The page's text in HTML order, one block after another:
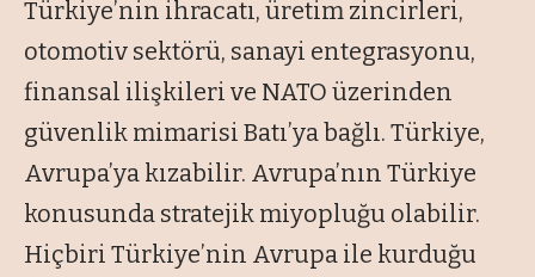
Türkiye’nin ihracatı, üretim zincirleri,
otomotiv sektörü, sanayi entegrasyonu,
finansal ilişkileri ve NATO üzerinden
güvenlik mimarisi Batı’ya bağlı. Türkiye,
Avrupa’ya kızabilir. Avrupa’nın Türkiye
konusunda stratejik miyopluğu olabilir.
Hiçbiri Türkiye’nin Avrupa ile kurduğu